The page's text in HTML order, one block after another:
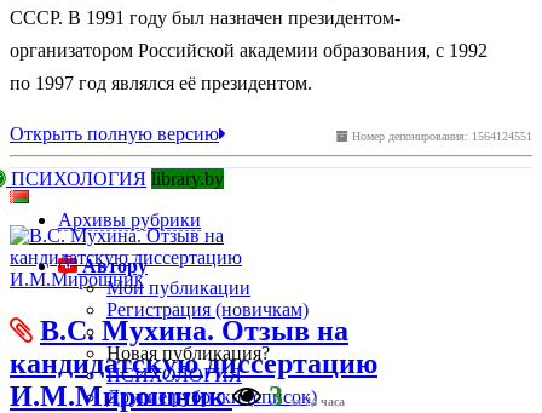
СССР. В 1991 году был назначен президентом-
организатором Российской академии образования, с 1992
по 1997 год являлся её президентом.
Номер депонирования: 1564124551
Открыть полную версию
ПСИХОЛОГИЯ library.by
Архивы рубрики
Автору
Мои публикации
Регистрация (новичкам)
Новая публикация?
ПСИХОЛОГИЯ
Другие рубрики (список)
В.С. Мухина. Отзыв на
кандидатскую диссертацию
И.М.Мирошник
3 за 24 часа